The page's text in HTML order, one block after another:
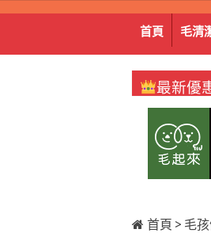
首頁 毛清
最新優
首頁 > 毛